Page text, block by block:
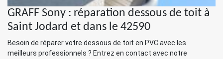
GRAFF Sony : réparation dessous de toit à
Saint Jodard et dans le 42590
Besoin de réparer votre dessous de toit en PVC avec les
meilleurs professionnels ? Entrez en contact avec notre